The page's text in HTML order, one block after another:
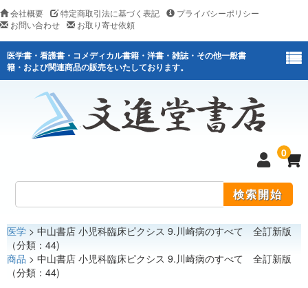
会社概要 特定商取引法に基づく表記
プライバシーポリシー
お問い合わせ
お取り寄せ依頼
医学書・看護書・コメディカル書籍・洋書・雑誌・その他一般書
籍・および関連商品の販売をいたしております。
0
医学
看護
医学 > 中山書店 小児科臨床ピクシス 9.川崎病のすべて 全訂新版
（分類：44)
商品 > 中山書店 小児科臨床ピクシス 9.川崎病のすべて 全訂新版
（分類：44)